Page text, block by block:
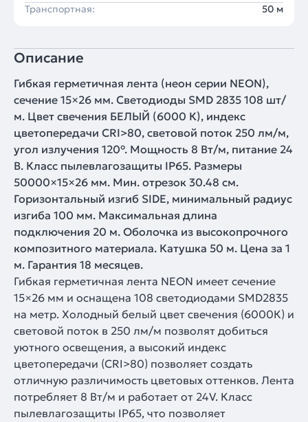
Транспортная:
50 м
Описание
Гибкая герметичная лента (неон серии NEON),
сечение 15×26 мм. Светодиоды SMD 2835 108 шт/
м. Цвет свечения БЕЛЫЙ (6000 К), индекс
цветопередачи CRI>80, световой поток 250 лм/м,
угол излучения 120°. Мощность 8 Вт/м, питание 24
В. Класс пылевлагозащиты IP65. Размеры
50000×15×26 мм. Мин. отрезок 30.48 см.
Горизонтальный изгиб SIDE, минимальный радиус
изгиба 100 мм. Максимальная длина
подключения 20 м. Оболочка из высокопрочного
композитного материала. Катушка 50 м. Цена за 1
м. Гарантия 18 месяцев.
Гибкая герметичная лента NEON имеет сечение
15×26 мм и оснащена 108 светодиодами SMD2835
на метр. Холодный белый цвет свечения (6000К) и
световой поток в 250 лм/м позволят добиться
уютного освещения, а высокий индекс
цветопередачи (CRI>80) позволяет создать
отличную различимость цветовых оттенков. Лента
потребляет 8 Вт/м и работает от 24V. Класс
пылевлагозащиты IP65, что позволяет